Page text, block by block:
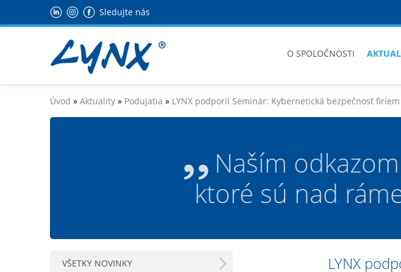
Sledujte nás
O SPOLOČNOSTI
Úvod » Aktuality » Podujatia » LYNX podporil Seminár: Kybernetická bezpečnosť firiem
Naším
ktoré sú nad
LYNX
VŠETKY NOVINKY